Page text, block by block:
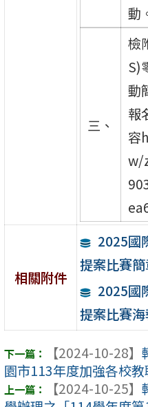
動
三、
檢
S)
動
報
容
w/
相關附件
2025國
提案比賽
2025國
提案比賽
【2024-10-28】
園市113年度加強各校
【2024-10-25】